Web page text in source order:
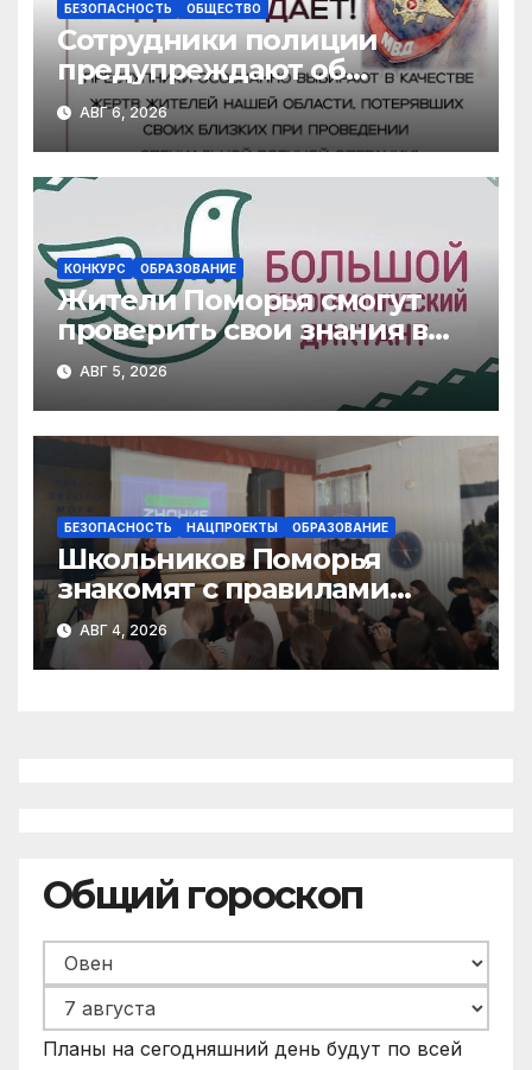
БЕЗОПАСНОСТЬ ОБЩЕСТВО
Сотрудники полиции
предупреждают об
участившихся случаях
мошенничества в
отношении родственников
участников СВО
АВГ 6, 2026
КОНКУРС ОБРАЗОВАНИЕ
Жители Поморья смогут
проверить свои знания в
Большом этнографическом
диктанте
АВГ 5, 2026
БЕЗОПАСНОСТЬ НАЦПРОЕКТЫ ОБРАЗОВАНИЕ
Школьников Поморья
знакомят с правилами
цифровой гигиены
АВГ 4, 2026
Общий гороскоп
Планы на сегодняшний день будут по всей